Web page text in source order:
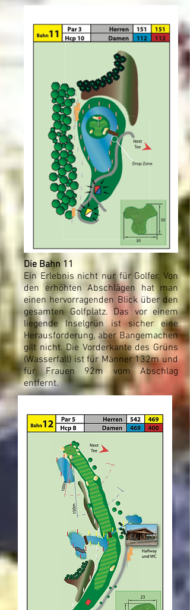
Die Bahn 11
Ein Erlebnis nicht nur für Golfer. Von
den erhöhten Abschlägen hat man
einen hervorragenden Blick über den
gesamten Golfplatz. Das vor einem
liegende Inselgrün ist sicher eine
Herausforderung, aber Bangemachen
gilt nicht. Die Vorderkante des Grüns
(Wasserfall) ist für Männer 132m und
für Frauen 92m vom Abschlag
entfernt.